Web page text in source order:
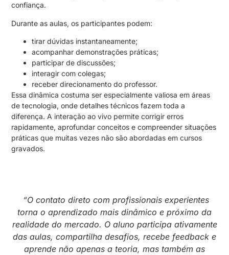
confiança.
Durante as aulas, os participantes podem:
tirar dúvidas instantaneamente;
acompanhar demonstrações práticas;
participar de discussões;
interagir com colegas;
receber direcionamento do professor.
Essa dinâmica costuma ser especialmente valiosa em áreas
de tecnologia, onde detalhes técnicos fazem toda a
diferença. A interação ao vivo permite corrigir erros
rapidamente, aprofundar conceitos e compreender situações
práticas que muitas vezes não são abordadas em cursos
gravados.
“O contato direto com profissionais experientes
torna o aprendizado mais dinâmico e próximo da
realidade do mercado. O aluno participa ativamente
das aulas, compartilha desafios, recebe feedback e
aprende não apenas a teoria, mas também as